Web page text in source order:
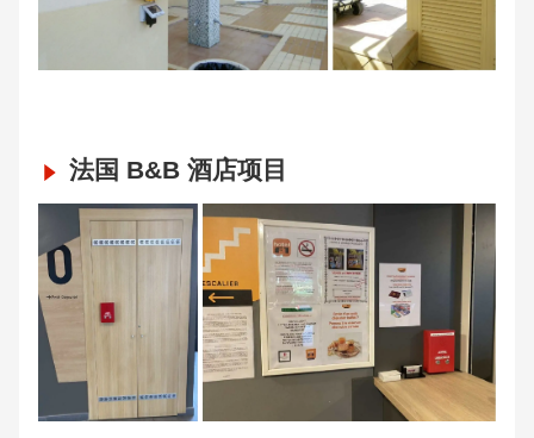
法国 B&B 酒店项目